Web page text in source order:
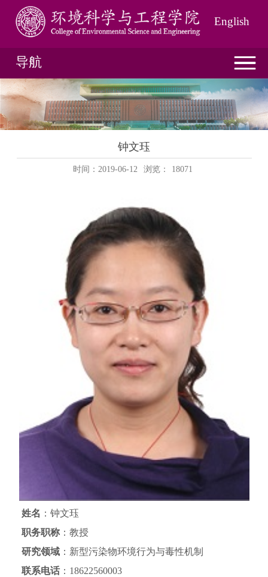
English
导航
钟文珏
时间：2019-06-12 浏览： 18071
姓名 ：钟文珏
职务职称：教授
研究领域：新型污染物环境行为与毒性机制
联系电话：18622560003